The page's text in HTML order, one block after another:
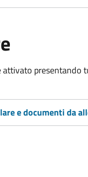
attivato
e documenti da